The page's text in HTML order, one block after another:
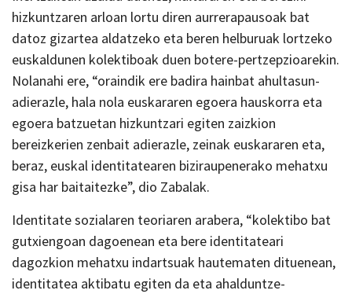
hizkuntzaren arloan lortu diren aurrerapausoak bat
datoz gizartea aldatzeko eta beren helburuak lortzeko
euskaldunen kolektiboak duen botere-pertzepzioarekin.
Nolanahi ere, “oraindik ere badira hainbat ahultasun-
adierazle, hala nola euskararen egoera hauskorra eta
egoera batzuetan hizkuntzari egiten zaizkion
bereizkerien zenbait adierazle, zeinak euskararen eta,
beraz, euskal identitatearen biziraupenerako mehatxu
gisa har baitaitezke”, dio Zabalak.
Identitate sozialaren teoriaren arabera, “kolektibo bat
gutxiengoan dagoenean eta bere identitateari
dagozkion mehatxu indartsuak hautematen dituenean,
identitatea aktibatu egiten da eta ahalduntze-